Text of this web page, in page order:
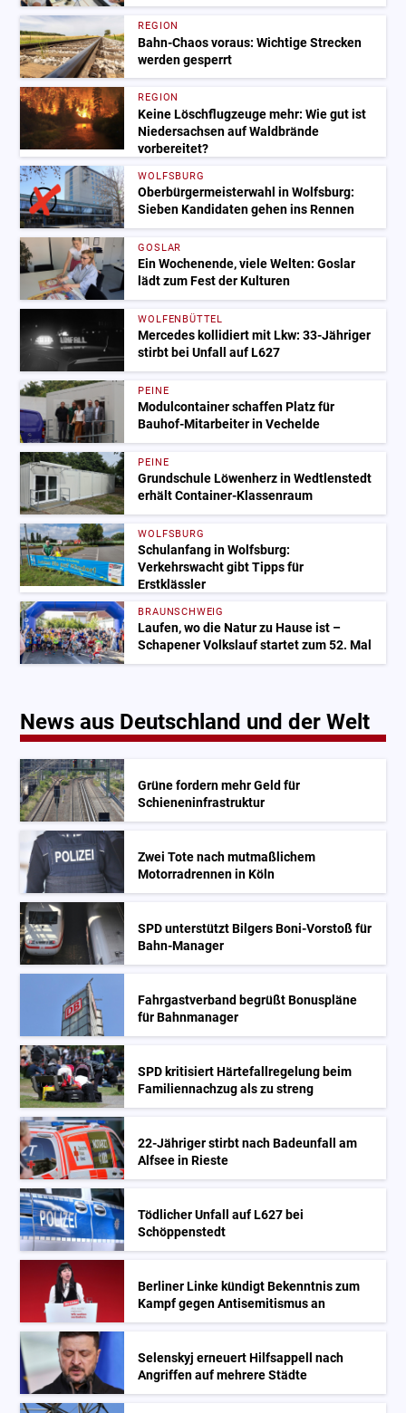
REGION
Bahn-Chaos voraus: Wichtige Strecken
werden gesperrt
REGION
Keine Löschflugzeuge mehr: Wie gut ist
Niedersachsen auf Waldbrände
vorbereitet?
WOLFSBURG
Oberbürgermeisterwahl in Wolfsburg:
Sieben Kandidaten gehen ins Rennen
GOSLAR
Ein Wochenende, viele Welten: Goslar
lädt zum Fest der Kulturen
WOLFENBÜTTEL
Mercedes kollidiert mit Lkw: 33-Jähriger
stirbt bei Unfall auf L627
PEINE
Modulcontainer schaffen Platz für
Bauhof-Mitarbeiter in Vechelde
PEINE
Grundschule Löwenherz in Wedtlenstedt
erhält Container-Klassenraum
WOLFSBURG
Schulanfang in Wolfsburg:
Verkehrswacht gibt Tipps für
Erstklässler
BRAUNSCHWEIG
Laufen, wo die Natur zu Hause ist –
Schapener Volkslauf startet zum 52. Mal
News aus Deutschland und der Welt
Grüne fordern mehr Geld für
Schieneninfrastruktur
Zwei Tote nach mutmaßlichem
Motorradrennen in Köln
SPD unterstützt Bilgers Boni-Vorstoß für
Bahn-Manager
Fahrgastverband begrüßt Bonuspläne
für Bahnmanager
SPD kritisiert Härtefallregelung beim
Familiennachzug als zu streng
22-Jähriger stirbt nach Badeunfall am
Alfsee in Rieste
Tödlicher Unfall auf L627 bei
Schöppenstedt
Berliner Linke kündigt Bekenntnis zum
Kampf gegen Antisemitismus an
Selenskyj erneuert Hilfsappell nach
Angriffen auf mehrere Städte